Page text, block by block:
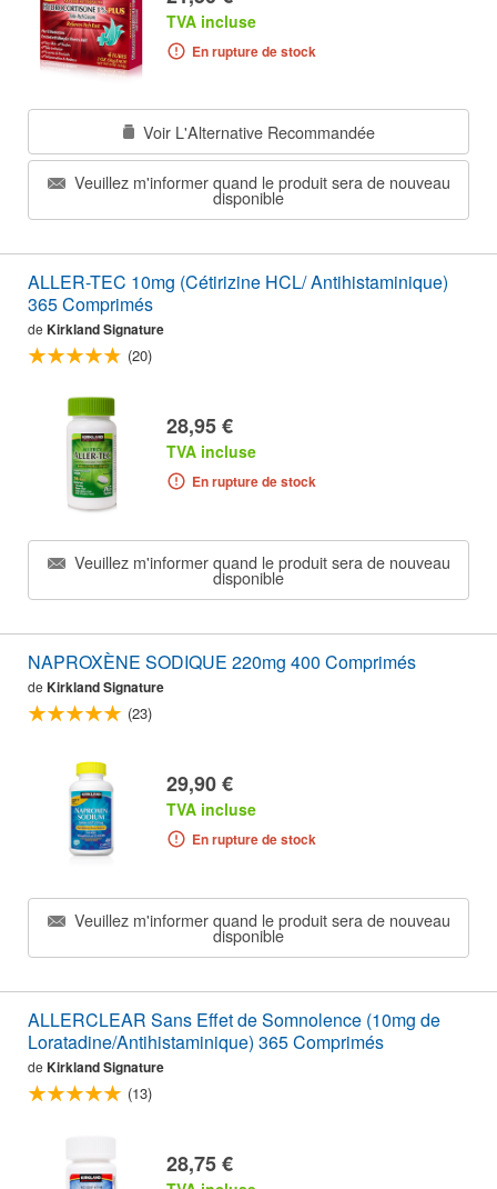
TVA incluse
En rupture de stock
Voir L'Alternative Recommandée
Veuillez m'informer quand le produit sera de nouveau
disponible
ALLER-TEC 10mg (Cétirizine HCL/ Antihistaminique)
365 Comprimés
de Kirkland Signature
(20)
28,95 €
TVA incluse
En rupture de stock
Veuillez m'informer quand le produit sera de nouveau
disponible
NAPROXÈNE SODIQUE 220mg 400 Comprimés
de Kirkland Signature
(23)
29,90 €
TVA incluse
En rupture de stock
Veuillez m'informer quand le produit sera de nouveau
disponible
ALLERCLEAR Sans Effet de Somnolence (10mg de
Loratadine/Antihistaminique) 365 Comprimés
de Kirkland Signature
(13)
28,75 €